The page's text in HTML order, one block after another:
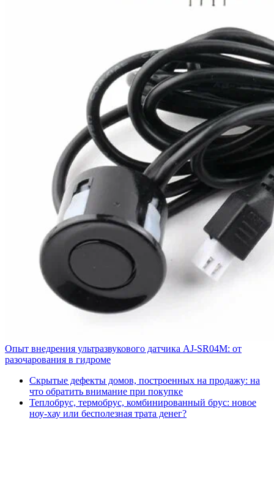
Опыт внедрения ультразвукового датчика AJ-SR04M: от
разочарования в гидроме
Скрытые дефекты домов, построенных на продажу: на
что обратить внимание при покупке
Теплобрус, термобрус, комбинированный брус: новое
ноу-хау или бесполезная трата денег?